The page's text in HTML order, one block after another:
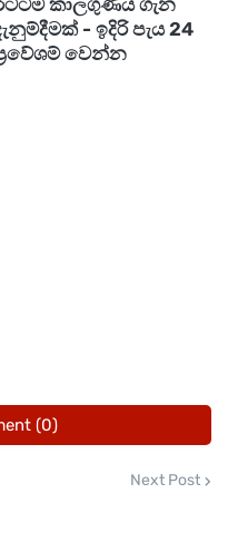
දෙකක් යටතේ
ලෙසත් අනෙක්
ත්‍රීරෝද රථ සහ
තිබේ.
කාලගුණය ගැන
- ඉදිරි පැය 24
වෙන්න
(0)
Next Post